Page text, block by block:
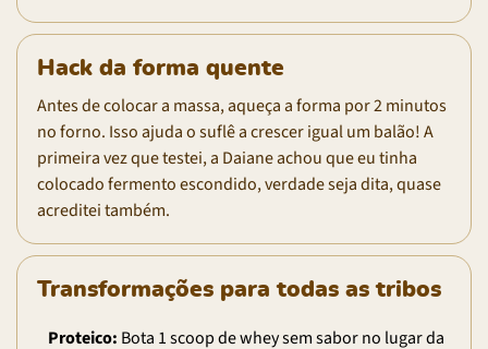
Hack da forma quente
Antes de colocar a massa, aqueça a forma por 2 minutos
no forno. Isso ajuda o suflê a crescer igual um balão! A
primeira vez que testei, a Daiane achou que eu tinha
colocado fermento escondido, verdade seja dita, quase
acreditei também.
Transformações para todas as tribos
Proteico: Bota 1 scoop de whey sem sabor no lugar da